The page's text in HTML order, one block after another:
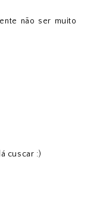
não ser muito
cuscar :)